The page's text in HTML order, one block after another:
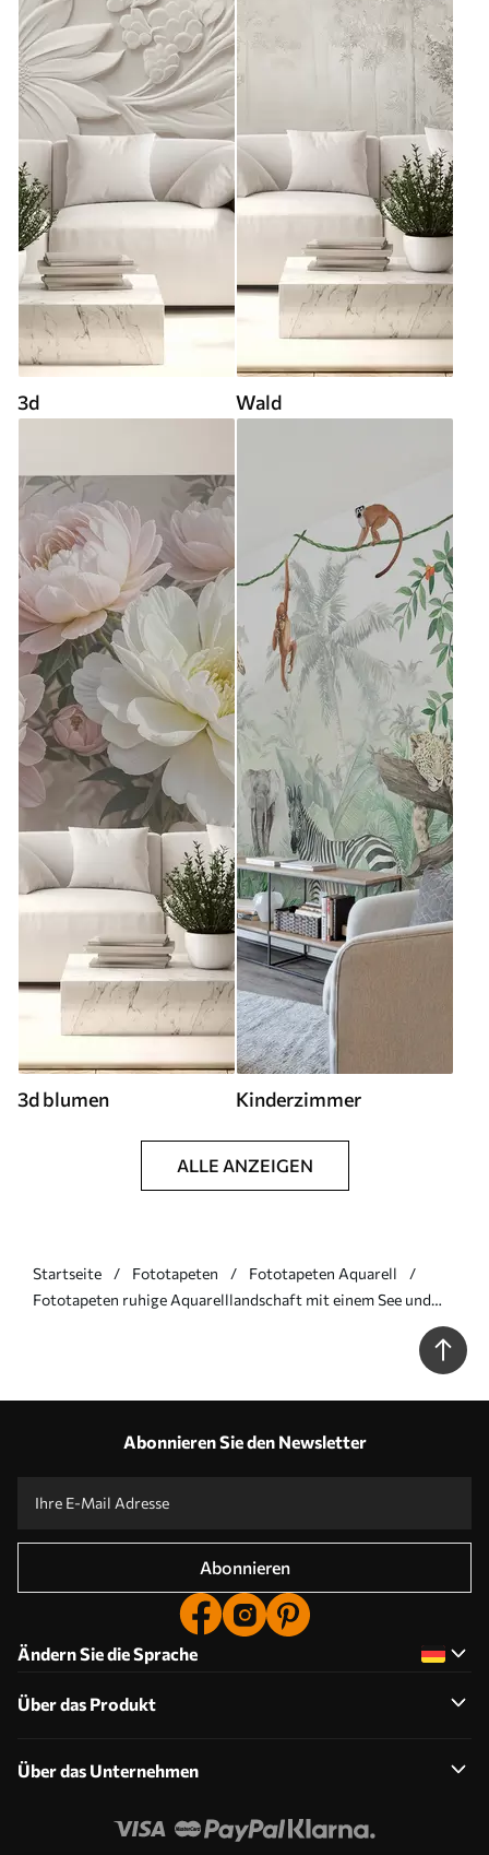
3d Wald
3d blumen Kinderzimmer
ALLE ANZEIGEN
Startseite Fototapeten
Fototapeten Aquarell
Fototapeten ruhige Aquarelllandschaft mit einem See und
Abonnieren Sie den Newsletter
Abonnieren
Ändern Sie die Sprache
Über das Produkt
Über das Unternehmen